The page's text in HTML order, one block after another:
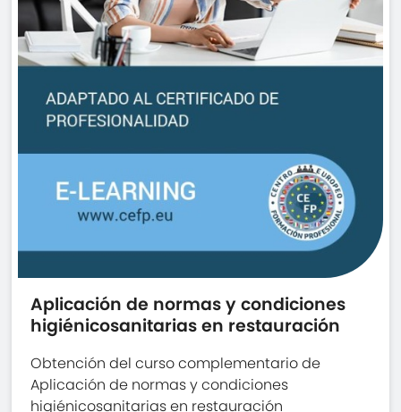
Aplicación de normas y condiciones
higiénicosanitarias en restauración
Obtención del curso complementario de
Aplicación de normas y condiciones
higiénicosanitarias en restauración